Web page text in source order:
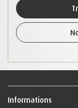
Informations